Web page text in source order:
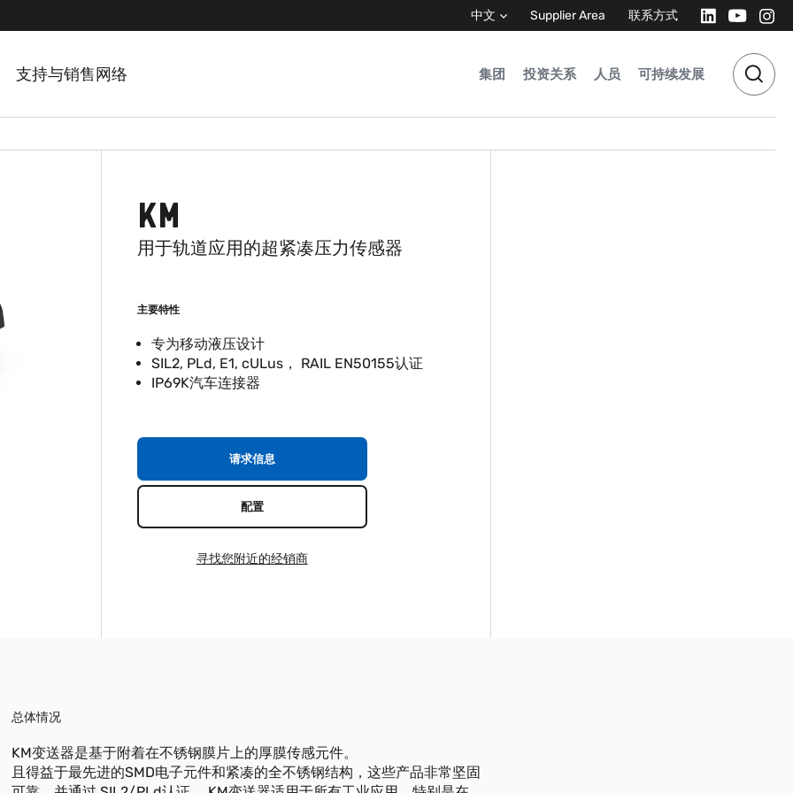
中文 Supplier Area 联系方式
支持与销售网络 集团 投资关系 人员 可持续发展
KM
用于轨道应用的超紧凑压力传感器
主要特性
专为移动液压设计
SIL2, PLd, E1, cULus， RAIL EN50155认证
IP69K汽车连接器
请求信息
配置
寻找您附近的经销商
总体情况
KM变送器是基于附着在不锈钢膜片上的厚膜传感元件。
且得益于最先进的SMD电子元件和紧凑的全不锈钢结构，这些产品非常坚固